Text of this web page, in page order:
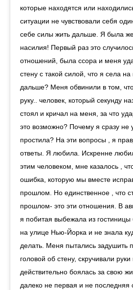
которые находятся или
ситуации не чувствовали себя
себе силы жить дальше. Я была
насилия! Первый раз это
отношений, была ссора и меня
стену с такой силой, что я села
дальше? Меня обвинили в том,
руку.. человек, который секунду
стоял и кричал на меня, за что
это возможно? Почему я сразу
простила? На эти вопросы , я
ответы. Я любила. Искренне
этим человеком, мне казалось ,
ошибка, которую мы вместе
прошлом. Но единственное , что
прошлом- это эти отношения. В
я побитая выбежала из
на улице Нью-Йорка и не знала
делать. Меня пытались задушить
головой об стену, скручивали
действительно боялась за свою
далеко не первая и не последняя